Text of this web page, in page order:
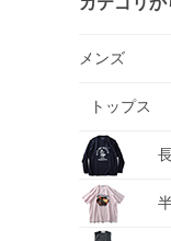
メンズ
トップス